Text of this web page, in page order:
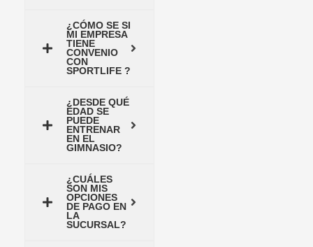
¿CÓMO SE SI
MI EMPRESA
TIENE
CONVENIO
CON
SPORTLIFE ?
¿DESDE QUÉ
EDAD SE
PUEDE
ENTRENAR
EN EL
GIMNASIO?
¿CUÁLES
SON MIS
OPCIONES
DE PAGO EN
LA
SUCURSAL?